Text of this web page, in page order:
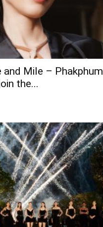
and Mile – Phakphum
the...